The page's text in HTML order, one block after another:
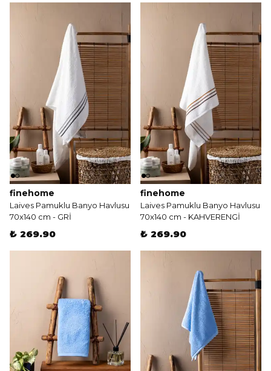
finehome
Laives Pamuklu Banyo Havlusu
70x140 cm - GRİ
₺ 269.90
finehome
Laives Pamuklu Banyo Havlusu
70x140 cm - KAHVERENGİ
₺ 269.90